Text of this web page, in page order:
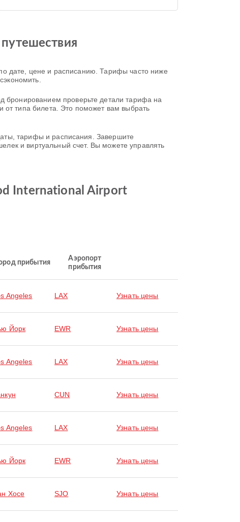
дате, цене и расписанию. Тарифы часто ниже
бронированием проверьте детали тарифа на
от типа билета. Это поможет вам выбрать
тарифы и расписания. Завершите
и виртуальный счет. Вы можете управлять
International Airport
прибытия
Аэропорт
прибытия
Angeles LAX Узнать цены
Йорк EWR Узнать цены
Angeles LAX Узнать цены
CUN Узнать цены
Angeles LAX Узнать цены
Йорк EWR Узнать цены
Хосе SJO Узнать цены